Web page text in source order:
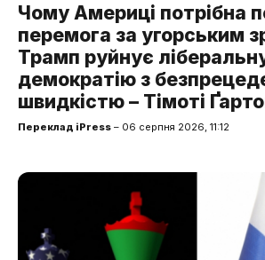
Чому Америці потрібна
перемога за угорським
Трамп руйнує
демократію з
швидкістю – Тімоті
Переклад iPress – 06 серпня 2026, 11:12